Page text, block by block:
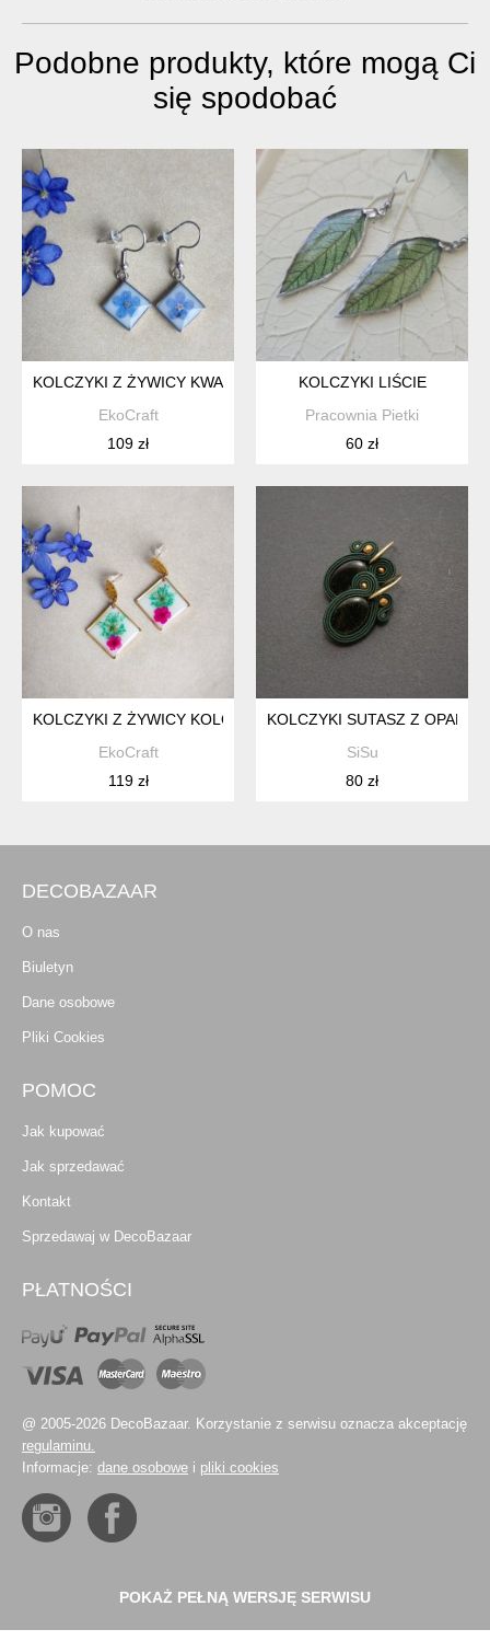
Podobne produkty, które mogą Ci
się spodobać
KOLCZYKI Z ŻYWICY KWADRATOWE NIEZAPOMINAJKI
EkoCraft
109 zł
KOLCZYKI LIŚCIE
Pracownia Pietki
60 zł
KOLCZYKI Z ŻYWICY KOLOROWE KWADRATY
EkoCraft
119 zł
KOLCZYKI SUTASZ Z
SiSu
80 zł
DECOBAZAAR
O nas
Biuletyn
Dane osobowe
Pliki Cookies
POMOC
Jak kupować
Jak sprzedawać
Kontakt
Sprzedawaj w DecoBazaar
PŁATNOŚCI
@ 2005-2026 DecoBazaar. Korzystanie z serwisu oznacza akceptację
regulaminu.
Informacje: dane osobowe i pliki cookies
POKAŻ PEŁNĄ WERSJĘ SERWISU